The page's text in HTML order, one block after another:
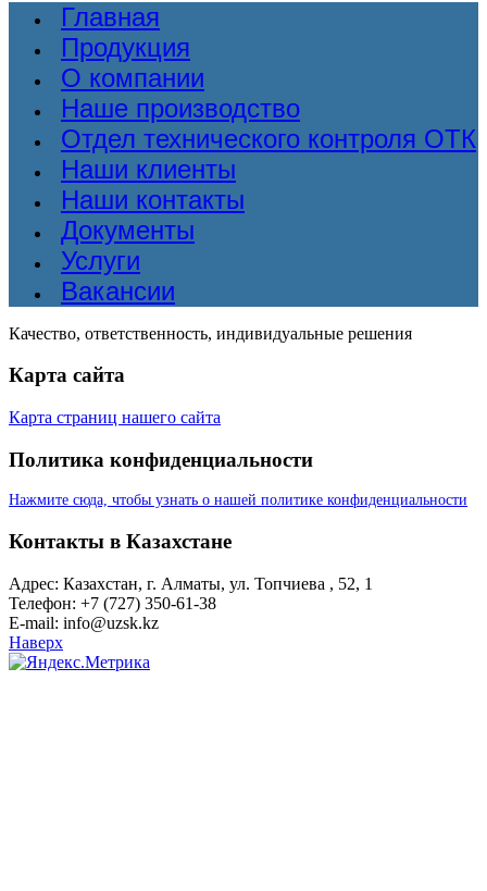
Главная
Продукция
О компании
Наше производство
Отдел технического контроля ОТК
Наши клиенты
Наши контакты
Документы
Услуги
Вакансии
Качество, ответственность, индивидуальные решения
Карта сайта
Карта страниц нашего сайта
Политика конфиденциальности
Нажмите сюда, чтобы узнать о нашей политике конфиденциальности
Контакты в Казахстане
Адрес: Казахстан, г. Алматы, ул. Топчиева , 52, 1
Телефон: +7 (727) 350-61-38
E-mail: info@uzsk.kz
Наверх